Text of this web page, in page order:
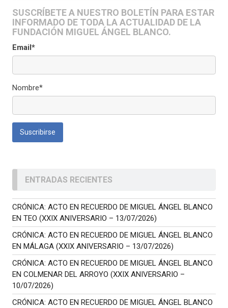
SUSCRÍBETE A NUESTRO BOLETÍN PARA ESTAR
INFORMADO DE TODA LA ACTUALIDAD DE LA
FUNDACIÓN MIGUEL ÁNGEL BLANCO.
Email*
Nombre*
ENTRADAS RECIENTES
CRÓNICA: ACTO EN RECUERDO DE MIGUEL ÁNGEL BLANCO
EN TEO (XXIX ANIVERSARIO – 13/07/2026)
CRÓNICA: ACTO EN RECUERDO DE MIGUEL ÁNGEL BLANCO
EN MÁLAGA (XXIX ANIVERSARIO – 13/07/2026)
CRÓNICA: ACTO EN RECUERDO DE MIGUEL ÁNGEL BLANCO
EN COLMENAR DEL ARROYO (XXIX ANIVERSARIO –
10/07/2026)
CRÓNICA: ACTO EN RECUERDO DE MIGUEL ÁNGEL BLANCO